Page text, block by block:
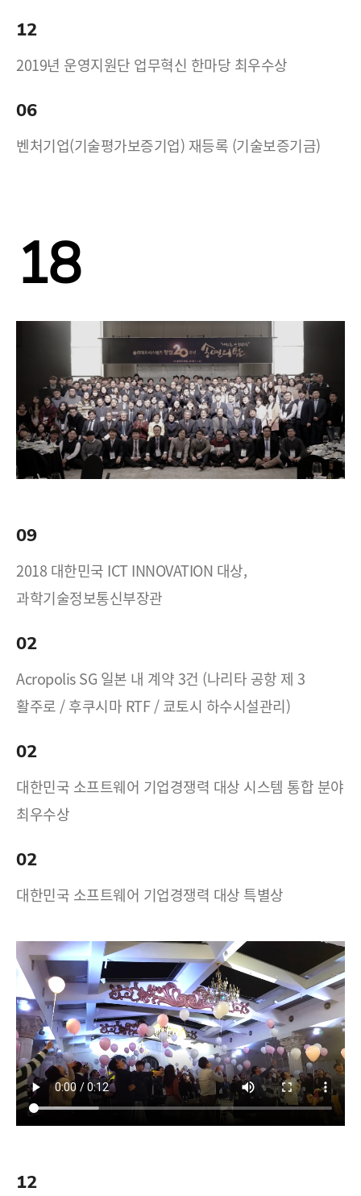
12
2019년 운영지원단 업무혁신 한마당 최우수상
06
벤처기업(기술평가보증기업) 재등록 (기술보증기금)
18
09
2018 대한민국 ICT INNOVATION 대상,
과학기술정보통신부장관
02
Acropolis SG 일본 내 계약 3건 (나리타 공항 제 3
활주로 / 후쿠시마 RTF / 쿄토시 하수시설관리)
02
대한민국 소프트웨어 기업경쟁력 대상 시스템 통합 분야
최우수상
02
대한민국 소프트웨어 기업경쟁력 대상 특별상
17
12